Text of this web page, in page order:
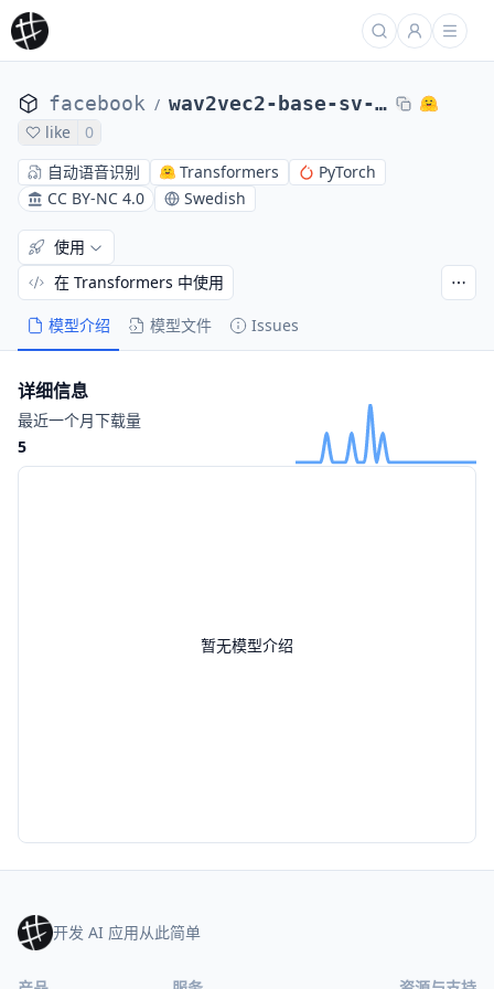
facebook / wav2vec2-base-sv-voxpopuli-v2
like
0
自动语音识别
Transformers
PyTorch
CC BY-NC 4.0
Swedish
模型介绍 模型文件 Issues
使用
在 Transformers 中使用
暂无模型介绍
详细信息
最近一个月下载量
5
开发 AI 应用从此简单